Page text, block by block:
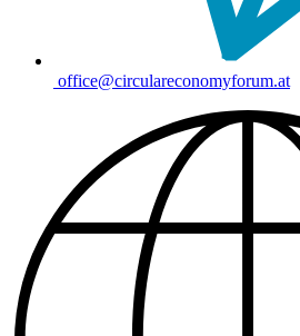
office@circulareconomyforum.at